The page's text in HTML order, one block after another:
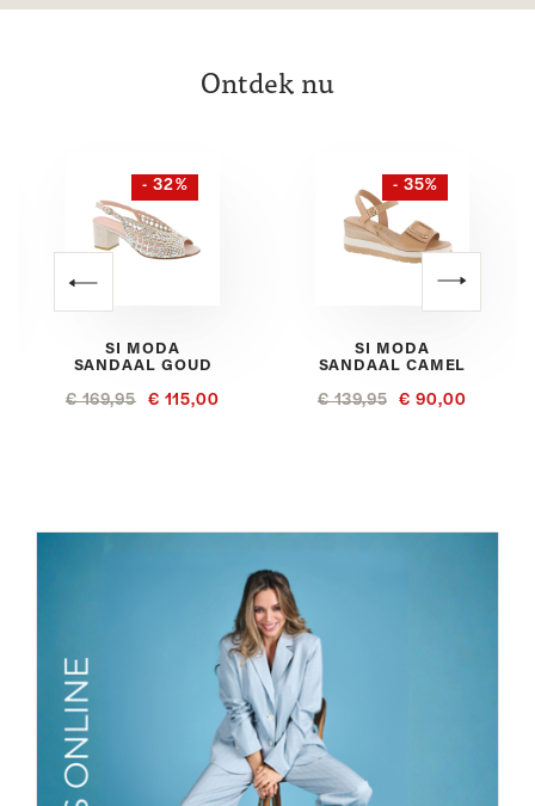
Ontdek nu
- 32%
SI MODA
SANDAAL GOUD
€ 169,95 € 115,00
- 35%
SI MODA
SANDAAL CAMEL
€ 139,95 € 90,00